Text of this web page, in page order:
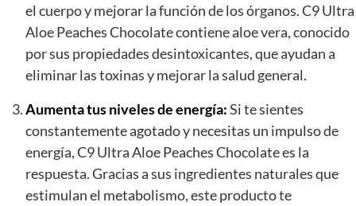
el cuerpo y mejorar la función de los órganos. C9 Ultra
Aloe Peaches Chocolate contiene aloe vera, conocido
por sus propiedades desintoxicantes, que ayudan a
eliminar las toxinas y mejorar la salud general.
Aumenta tus niveles de energía:Si te sientes
constantemente agotado y necesitas un impulso de
energía, C9 Ultra Aloe Peaches Chocolate es la
respuesta. Gracias a sus ingredientes naturales que
estimulan el metabolismo, este producto te